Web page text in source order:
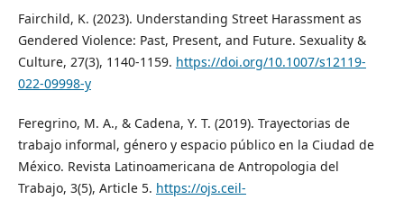
Fairchild, K. (2023). Understanding Street Harassment as
Gendered Violence: Past, Present, and Future. Sexuality &
Culture, 27(3), 1140-1159. https://doi.org/10.1007/s12119-
022-09998-y
Feregrino, M. A., & Cadena, Y. T. (2019). Trayectorias de
trabajo informal, género y espacio público en la Ciudad de
México. Revista Latinoamericana de Antropologia del
Trabajo, 3(5), Article 5. https://ojs.ceil-